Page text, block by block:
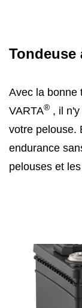
Tondeuse
Avec la bonne
VARTA® , il
votre pelouse.
endurance
pelouses et